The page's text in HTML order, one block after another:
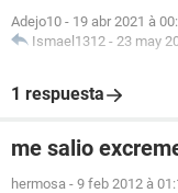
Adejo10 - 19 abr 2021 à
Ismael1312 - 23 may
1 respuesta
me salio
hermosa - 9 feb 2012 à